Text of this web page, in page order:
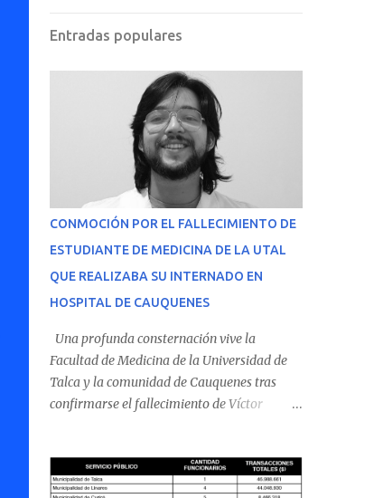
Entradas populares
CONMOCIÓN POR EL FALLECIMIENTO DE
ESTUDIANTE DE MEDICINA DE LA UTAL
QUE REALIZABA SU INTERNADO EN
HOSPITAL DE CAUQUENES
Una profunda consternación vive la
Facultad de Medicina de la Universidad de
Talca y la comunidad de Cauquenes tras
confirmarse el fallecimiento de Víctor
Cauquenes. De acuerdo con los antecedentes
conocidos, el joven se presentó a cumplir su